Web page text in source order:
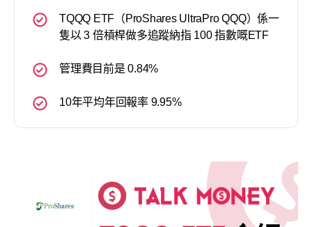
TQQQ ETF（ProShares UltraPro QQQ）係一
隻以 3 倍槓桿做多追蹤納指 100 指數嘅ETF
管理費目前是 0.84%
10年平均年回報率 9.95%